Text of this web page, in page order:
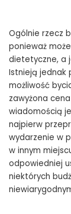
Ogólnie rzecz
ponieważ
dietetyczne, a
Istnieją jednak
możliwość
zawyżona
wiadomością
najpierw
wydarzenie w
w innym
odpowiedniej
niektórych